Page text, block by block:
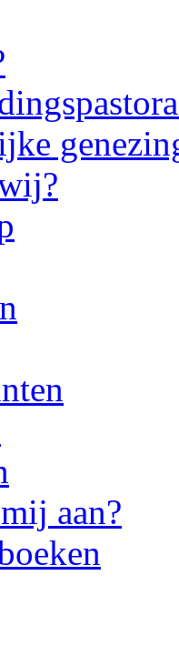
aan?